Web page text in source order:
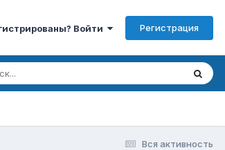
Войти Регистрация
Вся активность